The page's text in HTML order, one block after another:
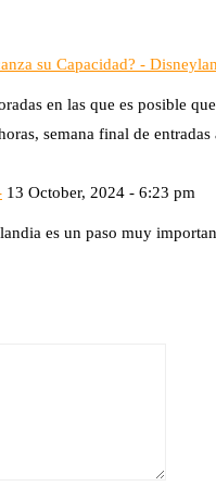
su Capacidad? -
en las que es posible
semana final de
13 October, 2024 - 6:23 pm
es un paso muy